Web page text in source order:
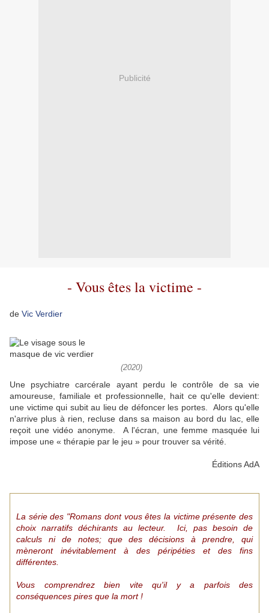
Publicité
- Vous êtes la victime -
de Vic Verdier
(2020)
Une psychiatre carcérale ayant perdu le contrôle de sa vie
amoureuse, familiale et professionnelle, hait ce qu'elle devient:
une victime qui subit au lieu de défoncer les portes. Alors qu'elle
n'arrive plus à rien, recluse dans sa maison au bord du lac, elle
reçoit une vidéo anonyme. A l'écran, une femme masquée lui
impose une « thérapie par le jeu » pour trouver sa vérité.
Éditions AdA
La série des "Romans dont vous êtes la victime présente des
choix narratifs déchirants au lecteur. Ici, pas besoin de
calculs ni de notes; que des décisions à prendre, qui
mèneront inévitablement à des péripéties et des fins
différentes.
Vous comprendrez bien vite qu'il y a parfois des
conséquences pires que la mort !